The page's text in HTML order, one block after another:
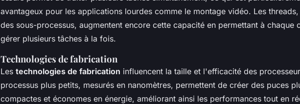
avantageux pour les applications lourdes comme le montage vidéo. Les
des sous-processus, augmentent encore cette capacité en permettant à chaque
gérer plusieurs tâches à la fois.
Technologies de fabrication
Les technologies de fabrication influencent la taille et l'efficacité des
processus plus petits, mesurés en nanomètres, permettent de créer des puces
compactes et économes en énergie, améliorant ainsi les performances tout en